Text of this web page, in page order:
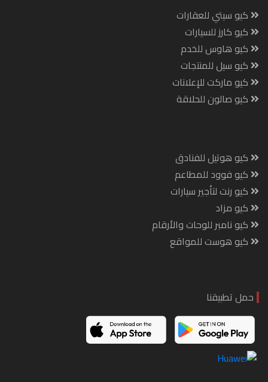
كيو سيتي للعقارات
كيو كارز للسيارات
كيو هاوس للخدم
كيو سيل للمنتجات
كيو ماركت للإعلانات
كيو صالون للحلاقة
كيو هوتيل للفنادق
كيو فوود للمطاعم
كيو رنت لتأجير سيارات
كيو مزاد
كيو نامبر للوحات والأرقام
كيو هوست للمواقع
حمل تطبيقنا